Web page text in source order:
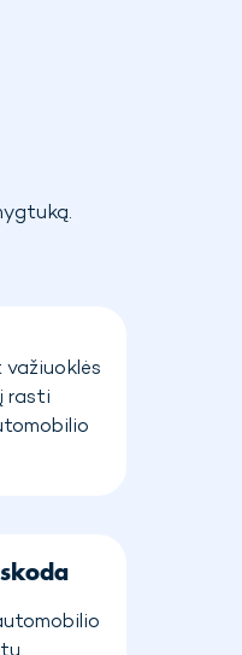
rasti